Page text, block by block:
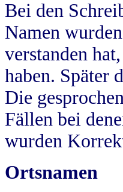
Bei den
Namen
verstanden
haben. Später
Die
Fällen bei
wurden
Ortsnamen